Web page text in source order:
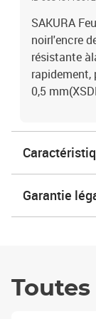
SAKURA
noirl'encre
résistante
rapidement,
0,5
Garantie